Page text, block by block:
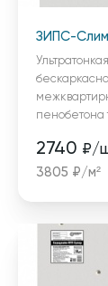
ЗИПС-Слим
2740 ₽/
3805 ₽/м²